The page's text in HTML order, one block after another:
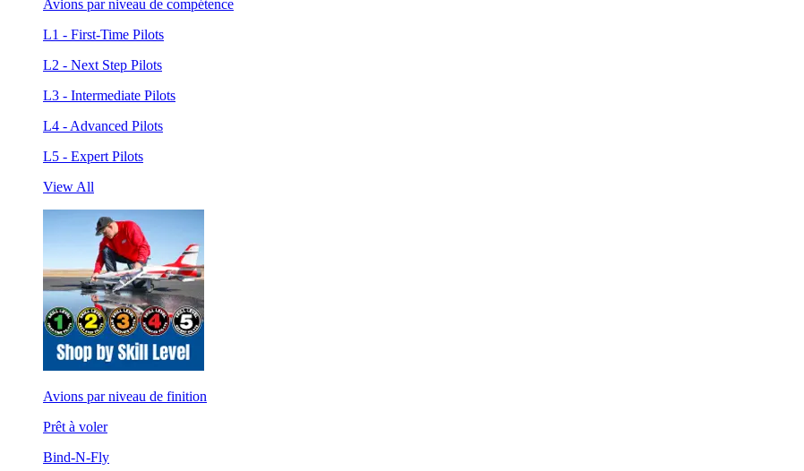
Avions par niveau de compétence
L1 - First-Time Pilots
L2 - Next Step Pilots
L3 - Intermediate Pilots
L4 - Advanced Pilots
L5 - Expert Pilots
View All
Avions par niveau de finition
Prêt à voler
Bind-N-Fly